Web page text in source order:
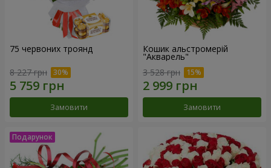
75 червоних троянд
8 227 грн
Замовити
Кошик альстромерій
"Акварель"
3 528 грн
Замовити